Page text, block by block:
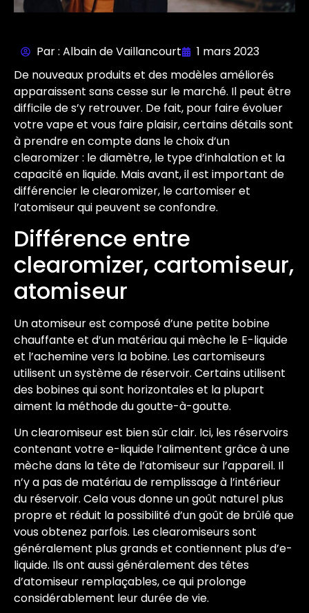
Par : Albain de Vaillancourt
1 mars 2023
De nouveaux produits et des modèles améliorés
apparaissent sans cesse sur le marché. Il peut être
difficile de s’y retrouver. De fait, pour faire évoluer
votre vape et vous faire plaisir, certains détails sont
à prendre en compte dans le choix d’un
clearomizer : le diamètre, le type d’inhalation et la
capacité en liquide. Mais avant, il est important de
différencier le clearomizer, le cartomiser et
l’atomiseur qui peuvent se confondre.
Différence entre
clearomizer, cartomiseur,
atomiseur
Un atomiseur est composé d’une petite bobine
chauffante et d’un matériau qui mèche le E-liquide
et l’achemine vers la bobine. Les cartomiseurs
utilisent un système de réservoir. Certains utilisent
des bobines qui sont horizontales et la plupart
aiment la méthode du goutte-à-goutte.
Un clearomiseur est bien sûr clair. Ici, les réservoirs
contenant votre e-liquide l’alimentent grâce à une
mèche dans la tête de l’atomiseur sur l’appareil. Il
n’y a pas de matériau de remplissage à l’intérieur
du réservoir. Cela vous donne un goût naturel plus
propre et réduit la possibilité d’un goût de brûlé que
vous obtenez parfois. Les clearomiseurs sont
généralement plus grands et contiennent plus d’e-
liquide. Ils ont aussi généralement des têtes
d’atomiseur remplaçables, ce qui prolonge
considérablement leur durée de vie.